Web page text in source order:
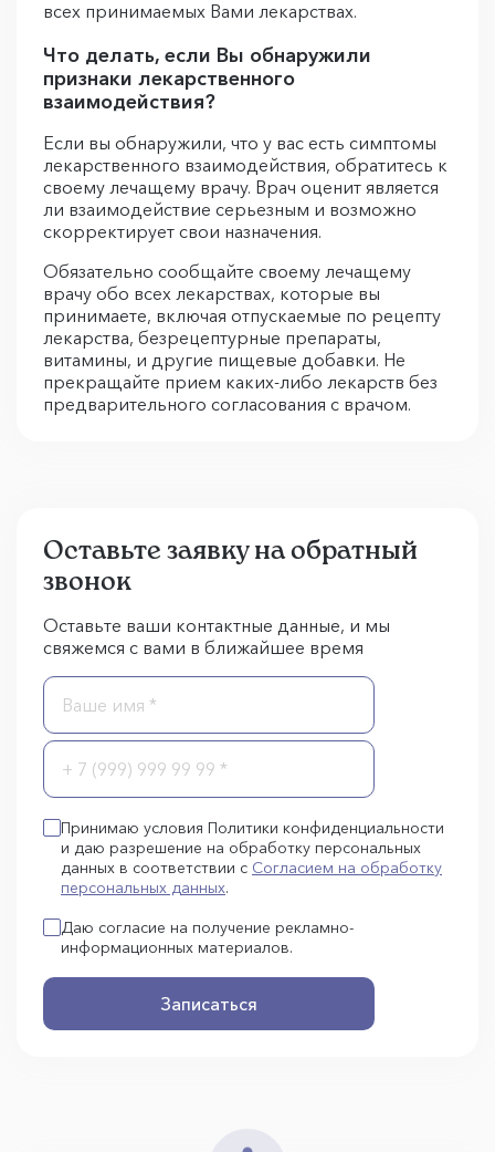
всех принимаемых Вами лекарствах.
Что делать, если Вы обнаружили
признаки лекарственного
взаимодействия?
Если вы обнаружили, что у вас есть симптомы
лекарственного взаимодействия, обратитесь к
своему лечащему врачу. Врач оценит является
ли взаимодействие серьезным и возможно
скорректирует свои назначения.
Обязательно сообщайте своему лечащему
врачу обо всех лекарствах, которые вы
принимаете, включая отпускаемые по рецепту
лекарства, безрецептурные препараты,
витамины, и другие пищевые добавки. Не
прекращайте прием каких-либо лекарств без
предварительного согласования с врачом.
Оставьте заявку на обратный
звонок
Оставьте ваши контактные данные, и мы
свяжемся с вами в ближайшее время
Принимаю условия Политики конфиденциальности
и даю разрешение на обработку персональных
данных в соответствии с Согласием на обработку
персональных данных.
Даю согласие на получение рекламно-
информационных материалов.
Записаться